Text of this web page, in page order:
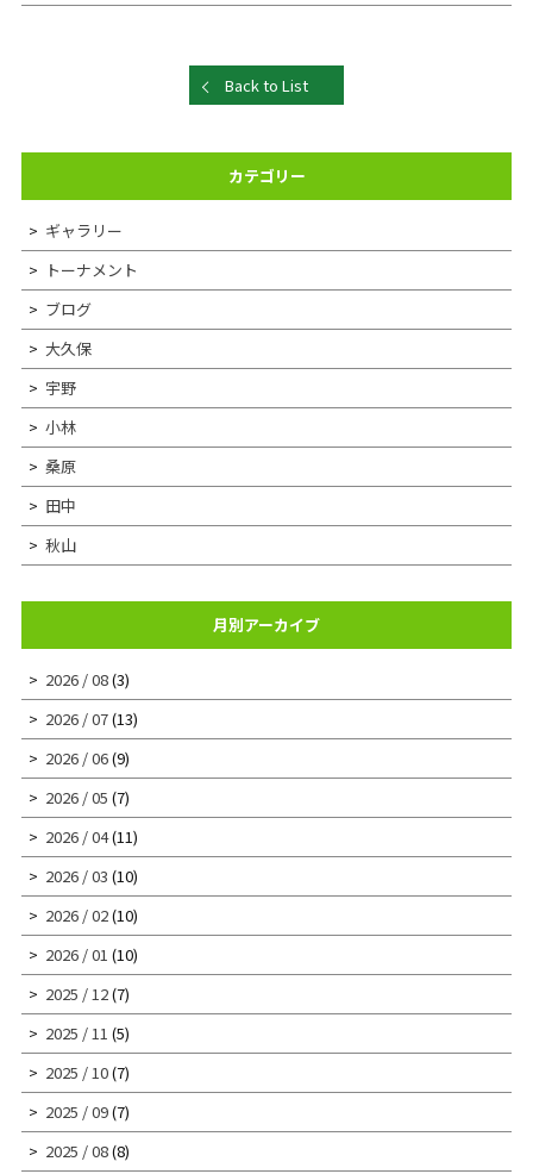
Back to List
カテゴリー
ギャラリー
トーナメント
ブログ
大久保
宇野
小林
桑原
田中
秋山
月別アーカイブ
2026 / 08(3)
2026 / 07(13)
2026 / 06(9)
2026 / 05 (7)
2026 / 04(11)
2026 / 03 (10)
2026 / 02(10)
2026 / 01 (10)
2025 / 12(7)
2025 / 11 (5)
2025 / 10(7)
2025 / 09(7)
2025 / 08(8)